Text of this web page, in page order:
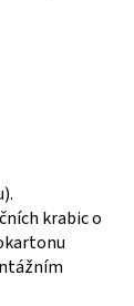
krabic o